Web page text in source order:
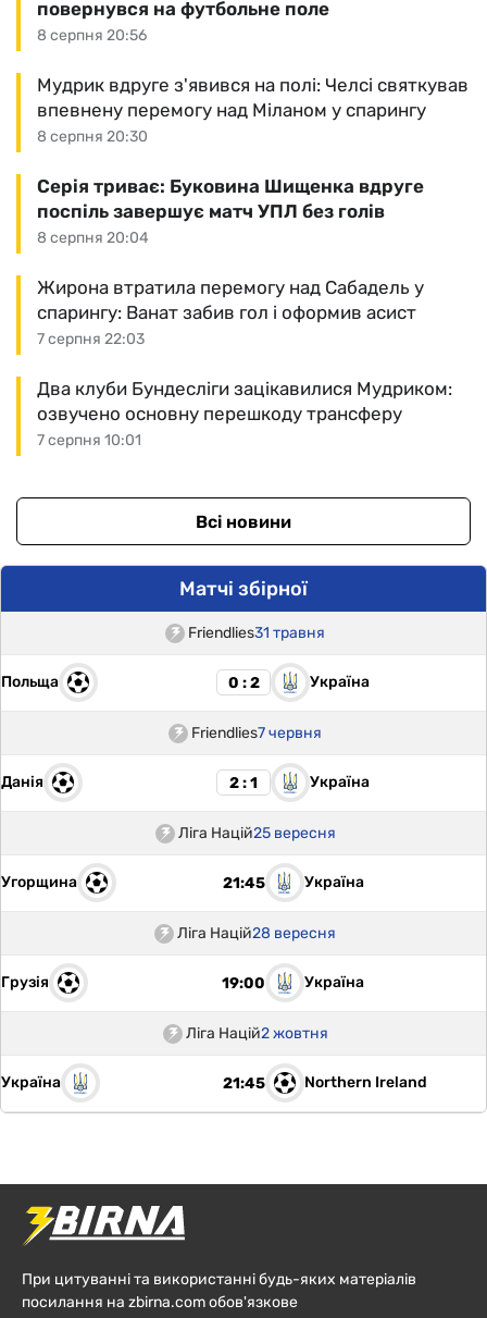
8 серпня 20:56
повернувся на футбольне поле
8 серпня 20:30
Мудрик вдруге з'явився на полі: Челсі святкував
впевнену перемогу над Міланом у спарингу
8 серпня 20:04
Серія триває: Буковина Шищенка вдруге
поспіль завершує матч УПЛ без голів
7 серпня 22:03
Жирона втратила перемогу над Сабадель у
спарингу: Ванат забив гол і оформив асист
7 серпня 10:01
Два клуби Бундесліги зацікавилися Мудриком:
озвучено основну перешкоду трансферу
Всі новини
Матчі збірної
Friendlies31 травня
Польща 0 : 2 Україна
Friendlies7 червня
Данія 2 : 1 Україна
Ліга Націй25 вересня
Угорщина 21:45 Україна
Ліга Націй28 вересня
Грузія 19:00 Україна
Ліга Націй2 жовтня
Україна 21:45 Northern Ireland
При цитуванні та використанні будь-яких матеріалів
посилання на zbirna.com обов'язкове